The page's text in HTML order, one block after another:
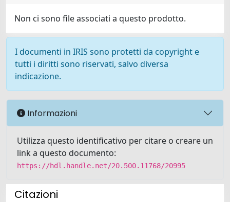
Non ci sono file associati a questo prodotto.
I documenti in IRIS sono protetti da copyright e
tutti i diritti sono riservati, salvo diversa
indicazione.
Informazioni
Utilizza questo identificativo per citare o creare un
link a questo documento:
https://hdl.handle.net/20.500.11768/20995
Citazioni